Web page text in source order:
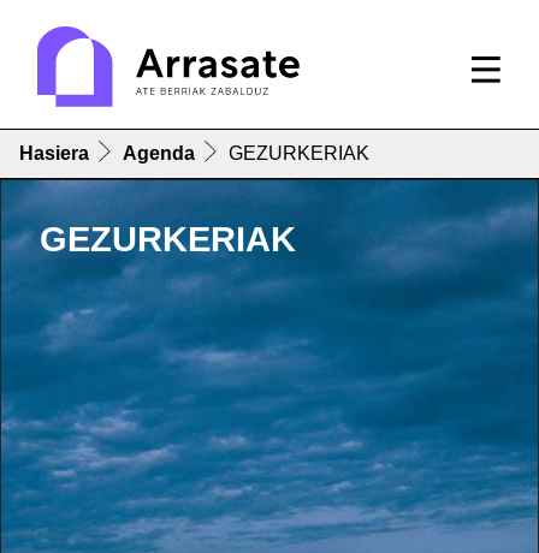
Hasiera Agenda GEZURKERIAK
GEZURKERIAK